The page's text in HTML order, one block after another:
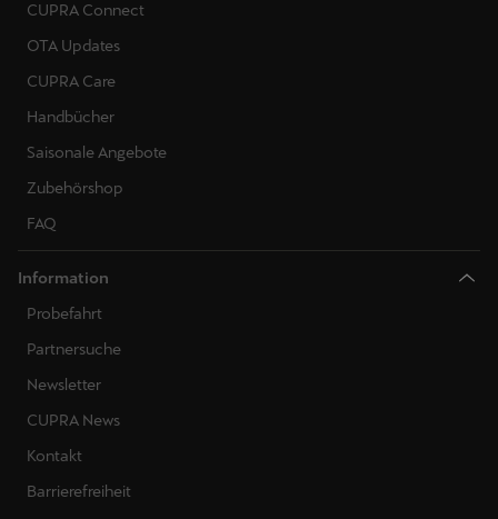
CUPRA Connect
OTA Updates
CUPRA Care
Handbücher
Saisonale Angebote
Zubehörshop
FAQ
Information
Probefahrt
Partnersuche
Newsletter
CUPRA News
Kontakt
Barrierefreiheit